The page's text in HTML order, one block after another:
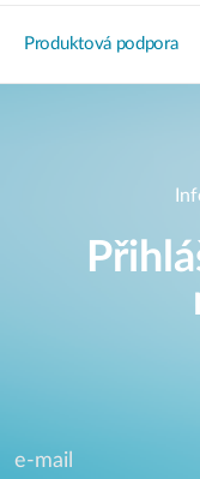
Produktová podpora